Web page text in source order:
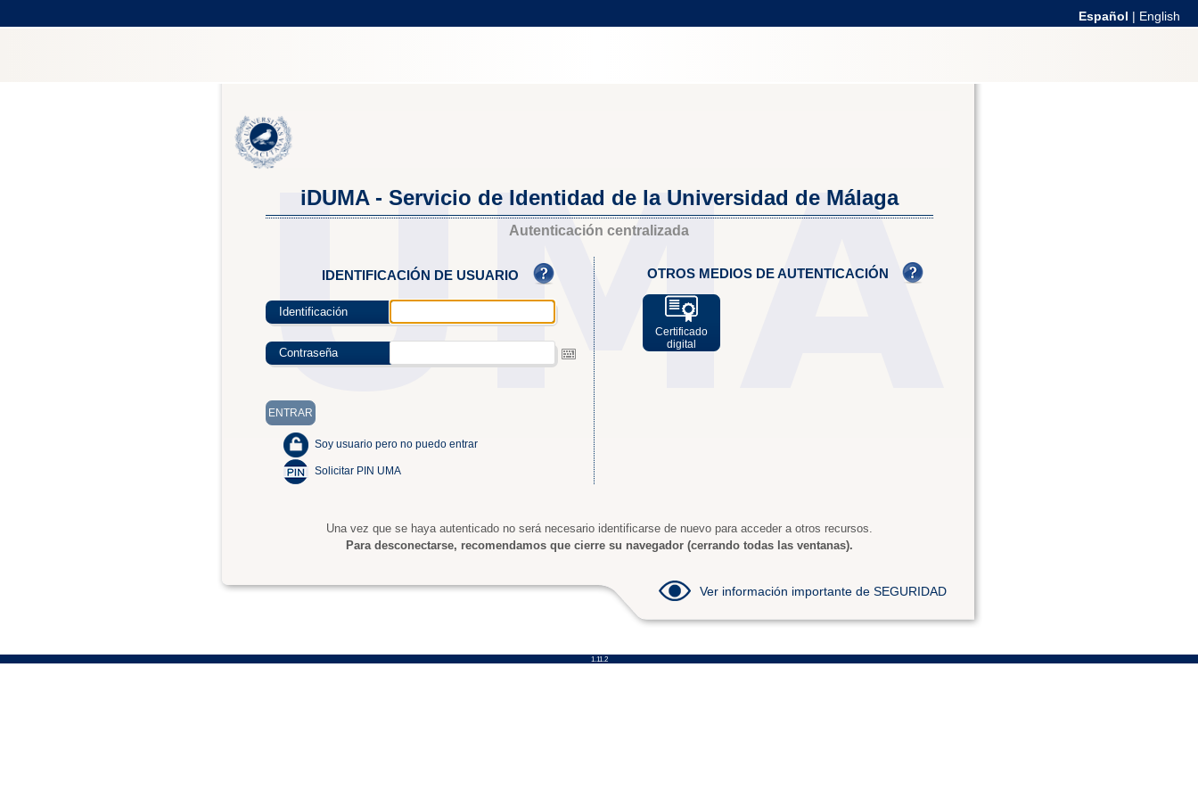
Español | English
iDUMA - Servicio de Identidad de la Universidad de Málaga
Autenticación centralizada
IDENTIFICACIÓN DE USUARIO
Identificación
Contraseña
Soy usuario pero no puedo entrar
Solicitar PIN UMA
OTROS MEDIOS DE AUTENTICACIÓN
Certificado
digital
Una vez que se haya autenticado no será necesario identificarse de nuevo para acceder a otros recursos.
Para desconectarse, recomendamos que cierre su navegador (cerrando todas las ventanas).
Ver información importante de SEGURIDAD
1.11.2